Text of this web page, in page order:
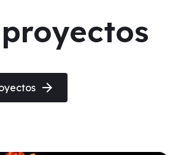
arrow_forward